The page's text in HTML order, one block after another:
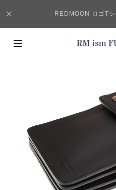
REDMOON ロゴT